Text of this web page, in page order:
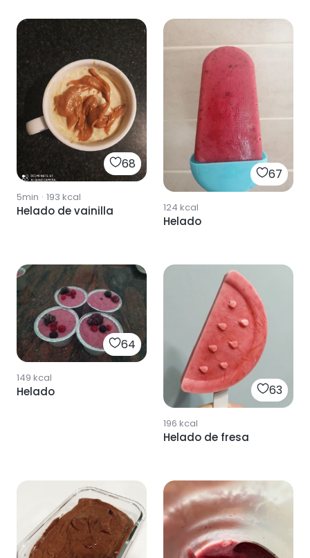
68
5min · 193 kcal
Helado de vainilla
67
124 kcal
Helado
64
149 kcal
Helado 63
196 kcal
Helado de fresa